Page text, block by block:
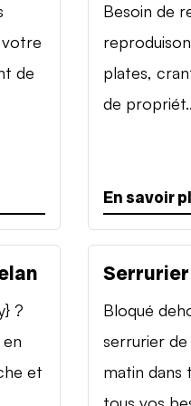
de
Besoin de
plates,
de
En savoir
?
et
Bloqué
serrurier
matin dans